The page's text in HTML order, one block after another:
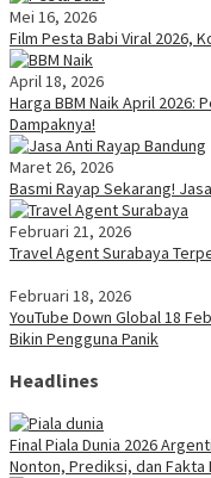
Mei 16, 2026
Film Pesta Babi Viral 2026,
April 18, 2026
Harga BBM Naik April 2026:
Dampaknya!
Maret 26, 2026
Basmi Rayap Sekarang!
Februari 21, 2026
Travel Agent Surabaya
Februari 18, 2026
YouTube Down Global 18
Bikin Pengguna Panik
Headlines
Final Piala Dunia 2026
Nonton, Prediksi, dan Fakta